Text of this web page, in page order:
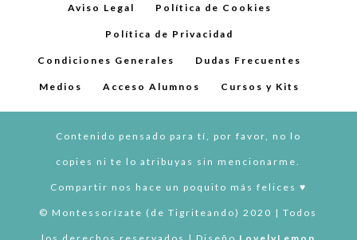
Aviso Legal Política de Cookies
Política de Privacidad
Condiciones Generales Dudas Frecuentes
Medios Acceso Alumnos Cursos y Kits
Contenido pensado para tí, por favor, no lo
copies ni te lo atribuyas sin mencionarme.
Compartir nos hace un poquito más felices ♥︎
© Montessorízate (de Tigriteando) 2020 | Todos